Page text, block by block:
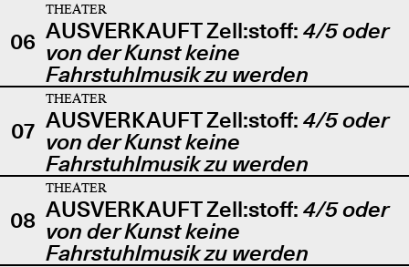
06
THEATER
AUSVERKAUFT Zell:stoff: 4/5 oder
von der Kunst keine
Fahrstuhlmusik zu werden
07
THEATER
AUSVERKAUFT Zell:stoff: 4/5 oder
von der Kunst keine
Fahrstuhlmusik zu werden
08
THEATER
AUSVERKAUFT Zell:stoff: 4/5 oder
von der Kunst keine
Fahrstuhlmusik zu werden